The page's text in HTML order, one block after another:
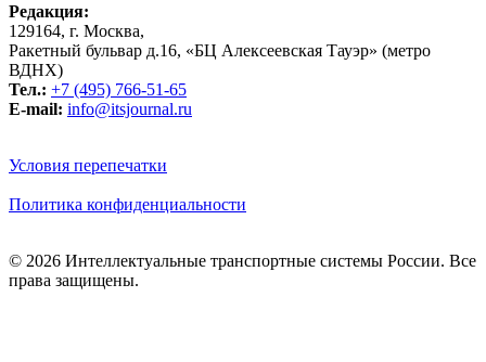
Редакция:
129164, г. Москва,
Ракетный бульвар д.16, «БЦ Алексеевская Тауэр» (метро
ВДНХ)
Тел.: +7 (495) 766-51-65
E-mail: info@itsjournal.ru
Условия перепечатки
Политика конфиденциальности
© 2026 Интеллектуальные транспортные системы России. Все
права защищены.